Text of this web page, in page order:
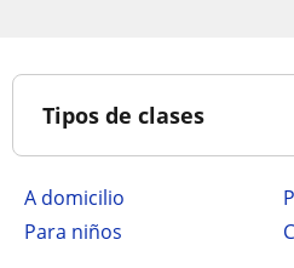
Tipos de clases
A domicilio
para niños